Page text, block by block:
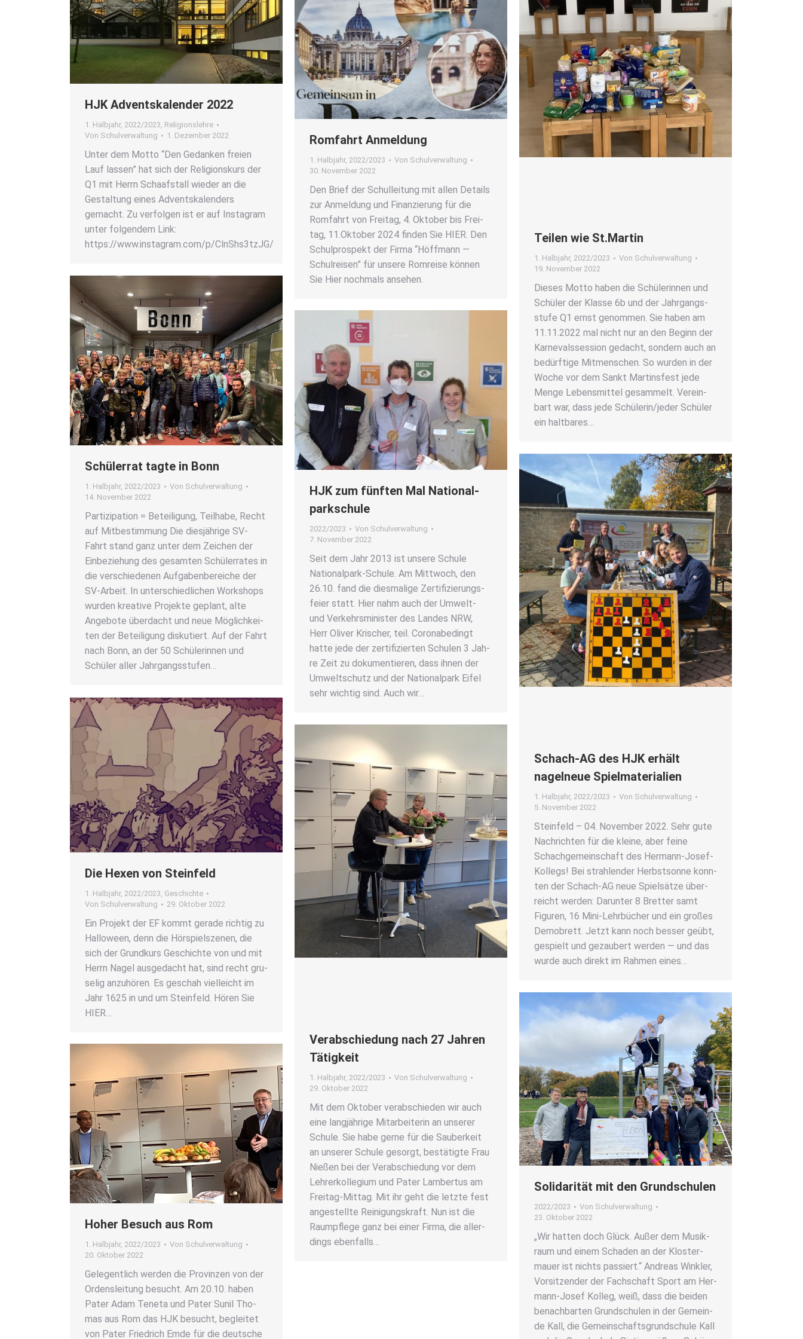
HJK Advents­ka­len­der 2022
1. Halbjahr, 2022/2023, Religionslehre
Von Schulverwaltung 1. Dezember 2022
Unter dem Mot­to “Den Gedan­ken frei­en
Lauf las­sen” hat sich der Reli­gi­ons­kurs der
Q1 mit Herrn Schaaf­stall wie­der an die
Gestal­tung eines Advents­ka­len­ders
gemacht. Zu ver­fol­gen ist er auf Insta­gram
unter fol­gen­dem Link:
https://www.instagram.com/p/ClnShs3tzJG/
Rom­fahrt Anmel­dung
1. Halbjahr, 2022/2023 Von Schulverwaltung
30. November 2022
Den Brief der Schul­lei­tung mit allen Details
zur Anmel­dung und Finan­zie­rung für die
Rom­fahrt von Frei­tag, 4. Okto­ber bis Frei­
tag, 11.Oktober 2024 fin­den Sie HIER. Den
Schul­pro­spekt der Fir­ma “Höff­mann —
Schul­rei­sen” für unse­re Rom­rei­se kön­nen
Sie Hier noch­mals anse­hen.
Tei­len wie St.Martin
1. Halbjahr, 2022/2023 Von Schulverwaltung
19. November 2022
Die­ses Mot­to haben die Schü­le­rin­nen und
Schü­ler der Klas­se 6b und der Jahr­gangs­
stu­fe Q1 ernst genom­men. Sie haben am
11.11.2022 mal nicht nur an den Beginn der
Kar­ne­vals­ses­si­on gedacht, son­dern auch an
bedürf­ti­ge Mit­men­schen. So wur­den in der
Woche vor dem Sankt Mar­tins­fest jede
Men­ge Lebens­mit­tel gesam­melt. Ver­ein­
bart war, dass jede Schülerin/jeder Schü­ler
ein halt­ba­res…
Schü­ler­rat tag­te in Bonn
1. Halbjahr, 2022/2023 Von Schulverwaltung
14. November 2022
Par­ti­zi­pa­ti­on = Betei­li­gung, Teil­ha­be, Recht
auf Mit­be­stim­mung Die dies­jäh­ri­ge SV-
Fahrt stand ganz unter dem Zei­chen der
Ein­be­zie­hung des gesam­ten Schü­ler­ra­tes in
die ver­schie­de­nen Auf­ga­ben­be­rei­che der
SV-Arbeit. In unter­schied­li­chen Work­shops
wur­den krea­ti­ve Pro­jek­te geplant, alte
Ange­bo­te über­dacht und neue Mög­lich­kei­
ten der Betei­li­gung dis­ku­tiert. Auf der Fahrt
nach Bonn, an der 50 Schü­le­rin­nen und
Schü­ler aller Jahr­gangs­stu­fen…
HJK zum fünf­ten Mal Natio­nal­
park­schu­le
2022/2023 Von Schulverwaltung
7. November 2022
Seit dem Jahr 2013 ist unse­re Schu­le
Natio­nal­­park-Schu­­le. Am Mitt­woch, den
26.10. fand die dies­ma­li­ge Zer­ti­fi­zie­rungs­
fei­er statt. Hier nahm auch der Umwelt-
und Ver­kehrs­mi­nis­ter des Lan­des NRW,
Herr Oli­ver Kri­scher, teil. Coro­nabe­dingt
hat­te jede der zer­ti­fi­zier­ten Schu­len 3 Jah­
re Zeit zu doku­men­tie­ren, dass ihnen der
Umwelt­schutz und der Natio­nal­park Eifel
sehr wich­tig sind. Auch wir…
Schach-AG des HJK erhält
nagel­neue Spiel­ma­te­ria­li­en
1. Halbjahr, 2022/2023 Von Schulverwaltung
5. November 2022
Stein­feld – 04. Novem­ber 2022. Sehr gute
Nach­rich­ten für die klei­ne, aber fei­ne
Schach­ge­mein­schaft des Her­­mann-Josef-
Kol­­legs! Bei strah­len­der Herbst­son­ne konn­
ten der Schach-AG neue Spiel­sät­ze über­
reicht wer­den: Dar­un­ter 8 Bret­ter samt
Figu­ren, 16 Mini-Lehr­­bü­cher und ein gro­ßes
Demo­brett. Jetzt kann noch bes­ser geübt,
gespielt und gezau­bert wer­den — und das
wur­de auch direkt im Rah­men eines…
Die Hexen von Stein­feld
1. Halbjahr, 2022/2023 Geschichte
Von Schulverwaltung 29. Oktober 2022
Ein Pro­jekt der EF kommt gera­de rich­tig zu
Hal­lo­ween, denn die Hör­spiel­sze­nen, die
sich der Grund­kurs Geschich­te von und mit
Herrn Nagel aus­ge­dacht hat, sind recht gru­
se­lig anzu­hö­ren. Es geschah viel­leicht im
Jahr 1625 in und um Stein­feld. Hören Sie
HIER…
Ver­ab­schie­dung nach 27 Jah­ren
Tätig­keit
1. Halbjahr, 2022/2023 Von Schulverwaltung
29. Oktober 2022
Mit dem Okto­ber ver­ab­schie­den wir auch
eine lang­jäh­ri­ge Mit­ar­bei­te­rin an unse­rer
Schu­le. Sie habe ger­ne für die Sau­ber­keit
an unse­rer Schu­le gesorgt, bestä­tig­te Frau
Nie­ßen bei der Ver­ab­schie­dung vor dem
Leh­rer­kol­le­gi­um und Pater Lam­ber­tus am
Frei­­tag-Mit­­tag. Mit ihr geht die letz­te fest
ange­stell­te Rei­ni­gungs­kraft. Nun ist die
Raum­pfle­ge ganz bei einer Fir­ma, die aller­
dings eben­falls…
Soli­da­ri­tät mit den Grund­schu­len
2022/2023 Von Schulverwaltung
23. Oktober 2022
„Wir hat­ten doch Glück. Außer dem Musik­
raum und einem Scha­den an der Klos­ter­
mau­er ist nichts pas­siert.“ Andre­as Wink­ler,
Vor­sit­zen­der der Fach­schaft Sport am Her­­
mann-Josef Kol­leg, weiß, dass die bei­den
benach­bar­ten Grund­schu­len in der Gemein­
de Kall, die Gemein­schafts­grund­schu­le Kall
Hoher Besuch aus Rom
1. Halbjahr, 2022/2023 Von Schulverwaltung
20. Oktober 2022
Gele­gent­lich wer­den die Pro­vin­zen von der
Ordens­lei­tung besucht. Am 20.10. haben
Pater Adam Ten­eta und Pater Sunil Tho­
mas aus Rom das HJK besucht, beglei­tet
von Pater Fried­rich Emde für die deut­sche